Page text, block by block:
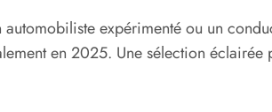
expérimenté ou un
en 2025. Une sélection